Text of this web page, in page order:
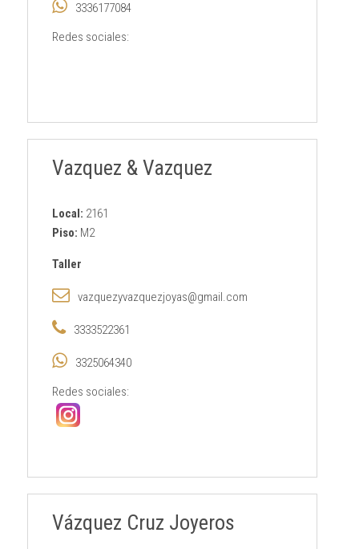
3336177084
Redes sociales:
Vazquez & Vazquez
Local: 2161
Piso: M2
Taller
vazquezyvazquezjoyas@gmail.com
3333522361
3325064340
Redes sociales:
Vázquez Cruz Joyeros